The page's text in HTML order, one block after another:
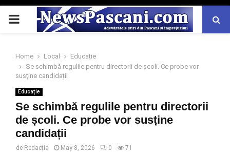
PRIMARY
Home Local
Educație
Se schimbă regulile pentru directorii de școli. Ce probe vor
susține candidații
Educație
Se schimbă regulile pentru directorii
de școli. Ce probe vor susține
candidații
de Redacția May 8, 2026 0 71